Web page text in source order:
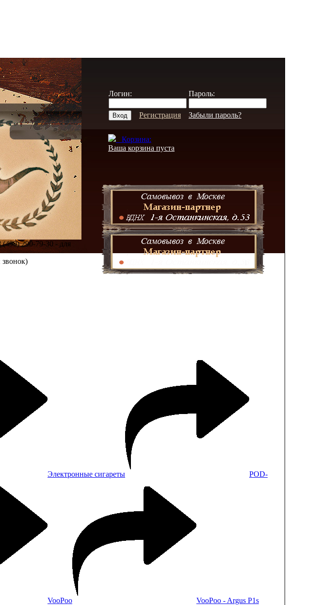
(499) 290-79-30 - для
звонок)
Логин: Пароль:
Регистрация Забыли пароль?
Корзина:
Ваша корзина пуста
Электронные сигареты POD-
VooPoo VooPoo - Argus P1s